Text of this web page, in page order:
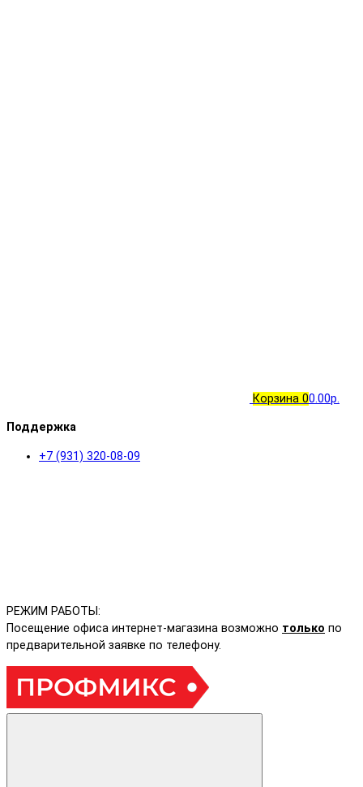
Корзина 00.00р.
Поддержка
+7 (931) 320-08-09
РЕЖИМ РАБОТЫ:
Посещение офиса интернет-магазина возможно только по
предварительной заявке по телефону.